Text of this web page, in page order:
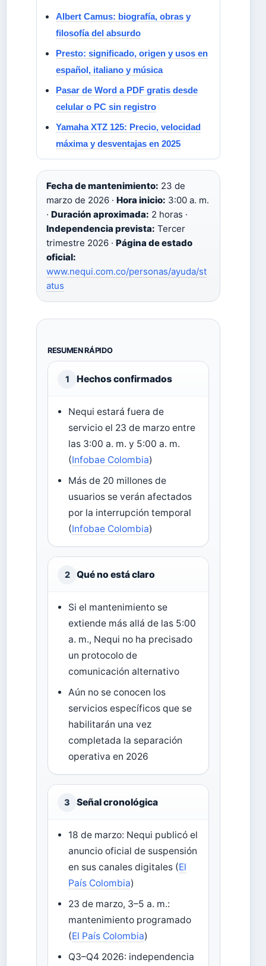
Albert Camus: biografía, obras y
filosofía del absurdo
Presto: significado, origen y usos en
español, italiano y música
Pasar de Word a PDF gratis desde
celular o PC sin registro
Yamaha XTZ 125: Precio, velocidad
máxima y desventajas en 2025
Fecha de mantenimiento: 23 de
marzo de 2026 · Hora inicio: 3:00 a. m.
· Duración aproximada: 2 horas ·
Independencia prevista: Tercer
trimestre 2026 · Página de estado
oficial:
www.nequi.com.co/personas/ayuda/st
atus
RESUMEN RÁPIDO
1 Hechos confirmados
Nequi estará fuera de
servicio el 23 de marzo entre
las 3:00 a. m. y 5:00 a. m.
(Infobae Colombia)
Más de 20 millones de
usuarios se verán afectados
por la interrupción temporal
(Infobae Colombia)
2 Qué no está claro
Si el mantenimiento se
extiende más allá de las 5:00
a. m., Nequi no ha precisado
un protocolo de
comunicación alternativo
Aún no se conocen los
servicios específicos que se
habilitarán una vez
completada la separación
operativa en 2026
3 Señal cronológica
18 de marzo: Nequi publicó el
anuncio oficial de suspensión
en sus canales digitales (El
País Colombia)
23 de marzo, 3–5 a. m.:
mantenimiento programado
(El País Colombia)
Q3–Q4 2026: independencia